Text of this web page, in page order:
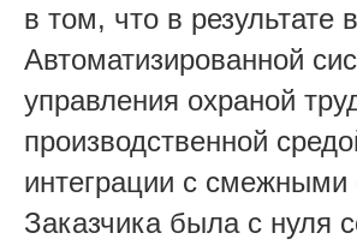
в том, что в результате
Автоматизированной
управления охраной
производственной
интеграции с смежными
Заказчика была с нуля